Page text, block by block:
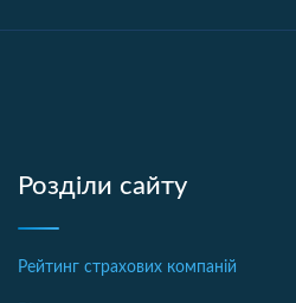
Розділи сайту
Рейтинг страхових компаній